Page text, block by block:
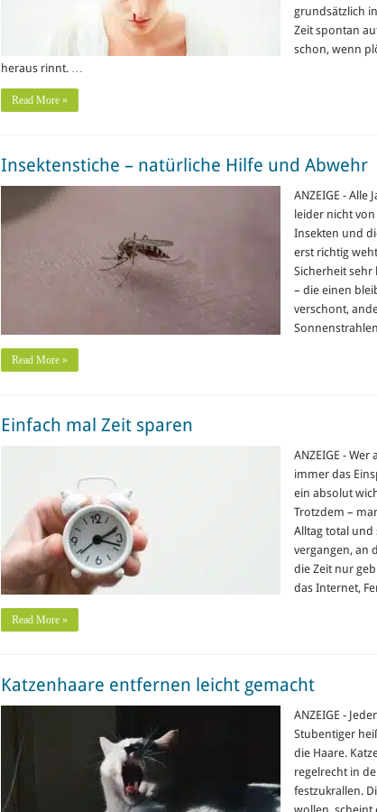
grundsätzlich
Zeit spontan
schon, wenn
heraus rinnt. …
Read More »
Insektenstiche – natürliche Hilfe und Abwehr
ANZEIGE - Alle
leider nicht
Insekten und
erst richtig
Sicherheit sehr
– die einen
verschont,
Read More »
Einfach mal Zeit sparen
ANZEIGE -
immer das
ein absolut
Trotzdem –
Alltag total und
vergangen, an
die Zeit nur
das Internet,
Read More »
Katzenhaare entfernen leicht gemacht
ANZEIGE -
Stubentiger
die Haare.
regelrecht in
festzukrallen.